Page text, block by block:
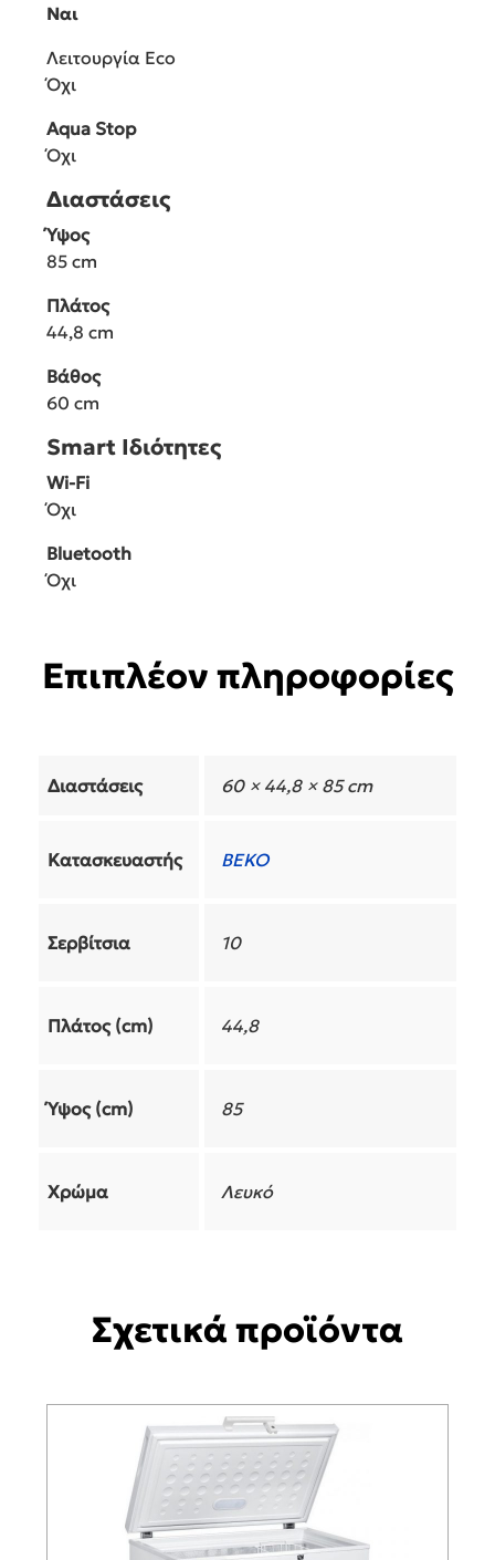
Ναι
Λειτουργία Eco
Όχι
Aqua Stop
Όχι
Διαστάσεις
Ύψος
85 cm
Πλάτος
44,8 cm
Βάθος
60 cm
Smart Ιδιότητες
Wi-Fi
Όχι
Bluetooth
Όχι
Επιπλέον πληροφορίες
Διαστάσεις 60 × 44,8 × 85 cm
Κατασκευαστής BEKO
Σερβίτσια 10
Πλάτος (cm) 44,8
Ύψος (cm) 85
Χρώμα Λευκό
Σχετικά προϊόντα